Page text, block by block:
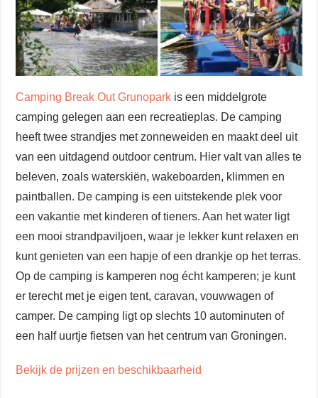
Camping Break Out Grunopark is een middelgrote
camping gelegen aan een recreatieplas. De camping
heeft twee strandjes met zonneweiden en maakt deel uit
van een uitdagend outdoor centrum. Hier valt van alles te
beleven, zoals waterskiën, wakeboarden, klimmen en
paintballen. De camping is een uitstekende plek voor
een vakantie met kinderen of tieners. Aan het water ligt
een mooi strandpaviljoen, waar je lekker kunt relaxen en
kunt genieten van een hapje of een drankje op het terras.
Op de camping is kamperen nog écht kamperen; je kunt
er terecht met je eigen tent, caravan, vouwwagen of
camper. De camping ligt op slechts 10 autominuten of
een half uurtje fietsen van het centrum van Groningen.
Bekijk de prijzen en beschikbaarheid